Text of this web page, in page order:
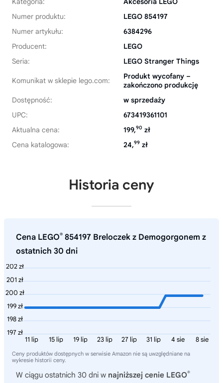
Numer produktu:
LEGO 854197
Numer artykułu:
6384296
Producent:
LEGO
Seria:
LEGO Stranger Things
Komunikat w sklepie lego.com:
Produkt wycofany –
zakończono produkcję
Dostępność:
w sprzedaży
UPC:
673419361101
Aktualna cena:
199,90 zł
Cena katalogowa:
24,99 zł
Historia ceny
Cena LEGO® 854197 Breloczek z Demogorgonem z
ostatnich 30 dni
202 zł
201 zł
200 zł
199 zł
198 zł
197 zł
8 sie
4 sie
31 lip
27 lip
23 lip
19 lip
15 lip
11 lip
Ceny produktów dostępnych w serwisie Amazon nie są uwzględniane na
wykresie historii ceny.
W ciągu ostatnich 30 dni w najniższej cenie LEGO®